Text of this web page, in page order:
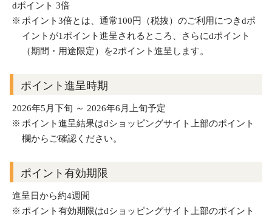
dポイント 3倍
ポイント3倍とは、通常100円（税抜）のご利用につきdポ
イントが1ポイント進呈されるところ、さらにdポイント
（期間・用途限定）を2ポイント進呈します。
ポイント進呈時期
2026年5月下旬 ～ 2026年6月上旬予定
ポイント進呈結果はdショッピングサイト上部のポイント
欄からご確認ください。
ポイント有効期限
進呈日から約4週間
ポイント有効期限はdショッピングサイト上部のポイント